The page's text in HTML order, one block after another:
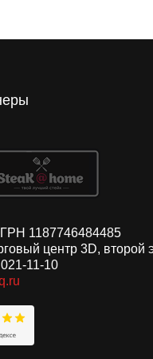
1187746484485
центр 3D, второй
11-10